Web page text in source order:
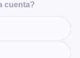
cuenta?